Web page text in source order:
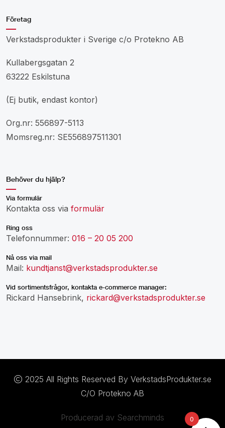
Företag
Verkstadsprodukter i Sverige c/o Protekno AB
Kullabergsgatan 2
63222 Eskilstuna
(Ej butik, endast kontor)
Org.nr: 556897-5113
Momsreg.nr: SE556897511301
Behöver du hjälp?
Via formulär
Kontakta oss via formulär
Ring oss
Telefonnummer: 016 – 20 05 200
Nå oss via mail
Mail: kundtjanst@verkstadsprodukter.se
Vid sortimentsfrågor, kontakta e-commerce manager:
Rickard Hansebrink, rickard@verkstadsprodukter.se
2025 All Rights Reserved By VerkstadsProdukter.se
C/O Protekno AB
Producerad av Searchminds 0